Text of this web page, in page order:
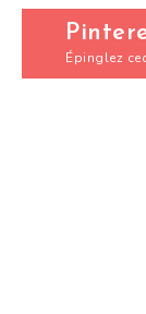
Épinglez